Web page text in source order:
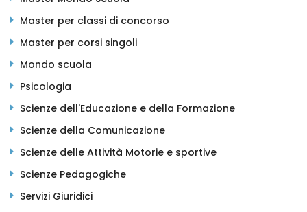
Master per classi di concorso
Master per corsi singoli
Mondo scuola
Psicologia
Scienze dell'Educazione e della Formazione
Scienze della Comunicazione
Scienze delle Attività Motorie e sportive
Scienze Pedagogiche
Servizi Giuridici